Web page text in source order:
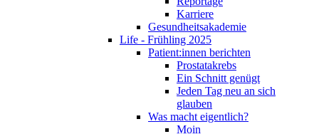
Karriere
Gesundheitsakademie
Life - Frühling 2025
Patient:innen berichten
Prostatakrebs
Ein Schnitt genügt
Jeden Tag neu an sich
glauben
Was macht eigentlich?
Moin